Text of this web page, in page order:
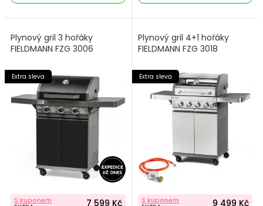
Plynový gril 3 hořáky
FIELDMANN FZG 3006
Extra sleva
S kuponem 7 599 Kč
Plynový gril 4+1 hořáky
FIELDMANN FZG 3018
Extra sleva
S kuponem 9 499 Kč